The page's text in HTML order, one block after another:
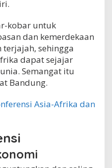
kobar untuk
dan kemerdekaan
sehingga
dapat sejajar
Semangat itu
Bandung.
Asia-Afrika dan